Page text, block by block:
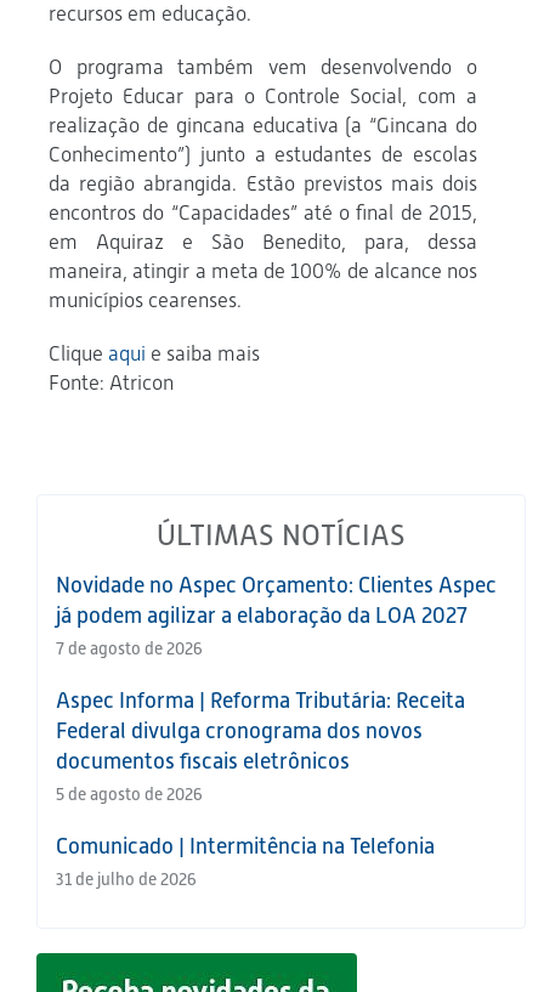
recursos em educação.
O programa também vem desenvolvendo o
Projeto Educar para o Controle Social, com a
realização de gincana educativa (a “Gincana do
Conhecimento”) junto a estudantes de escolas
da região abrangida. Estão previstos mais dois
encontros do “Capacidades” até o final de 2015,
em Aquiraz e São Benedito, para, dessa
maneira, atingir a meta de 100% de alcance nos
municípios cearenses.
Clique aqui e saiba mais
Fonte: Atricon
ÚLTIMAS NOTÍCIAS
Novidade no Aspec Orçamento: Clientes Aspec
já podem agilizar a elaboração da LOA 2027
7 de agosto de 2026
Aspec Informa | Reforma Tributária: Receita
Federal divulga cronograma dos novos
documentos fiscais eletrônicos
5 de agosto de 2026
Comunicado | Intermitência na Telefonia
31 de julho de 2026